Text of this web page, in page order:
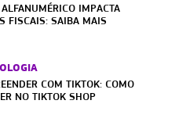
IMPACTA
FISCAIS: SAIBA MAIS
COM TIKTOK: COMO
NO TIKTOK SHOP